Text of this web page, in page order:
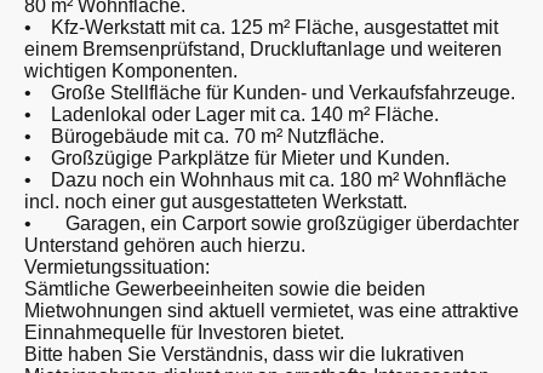
80 m² Wohnfläche.
• Kfz-Werkstatt mit ca. 125 m² Fläche, ausgestattet mit
einem Bremsenprüfstand, Druckluftanlage und weiteren
wichtigen Komponenten.
• Große Stellfläche für Kunden- und Verkaufsfahrzeuge.
• Ladenlokal oder Lager mit ca. 140 m² Fläche.
• Bürogebäude mit ca. 70 m² Nutzfläche.
• Großzügige Parkplätze für Mieter und Kunden.
• Dazu noch ein Wohnhaus mit ca. 180 m² Wohnfläche
incl. noch einer gut ausgestatteten Werkstatt.
• Garagen, ein Carport sowie großzügiger überdachter
Unterstand gehören auch hierzu.
Vermietungssituation:
Sämtliche Gewerbeeinheiten sowie die beiden
Mietwohnungen sind aktuell vermietet, was eine attraktive
Einnahmequelle für Investoren bietet.
Bitte haben Sie Verständnis, dass wir die lukrativen